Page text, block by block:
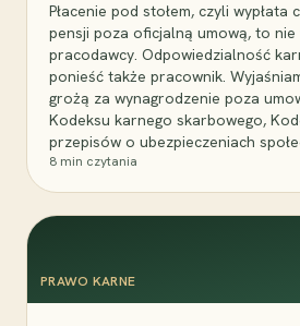
Płacenie pod stołem, czyli wypłata
pensji poza oficjalną umową, to
pracodawcy. Odpowiedzialność
ponieść także pracownik.
grożą za wynagrodzenie poza
Kodeksu karnego skarbowego,
przepisów o ubezpieczeniach
8 min czytania
PRAWO KARNE